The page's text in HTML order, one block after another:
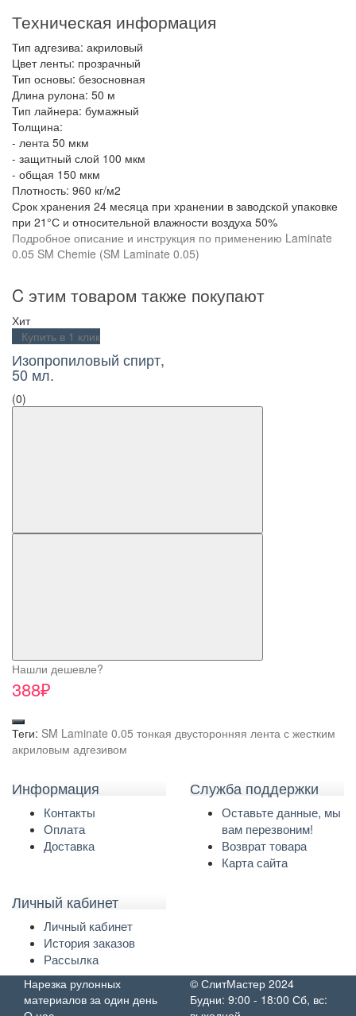
Техническая информация
Тип адгезива: акриловый
Цвет ленты: прозрачный
Тип основы: безосновная
Длина рулона: 50 м
Тип лайнера: бумажный
Толщина:
- лента 50 мкм
- защитный слой 100 мкм
- общая 150 мкм
Плотность: 960 кг/м2
Срок хранения 24 месяца при хранении в заводской упаковке
при 21°С и относительной влажности воздуха 50%
Подробное описание и инструкция по применению Laminate
0.05 SM Сhemie (SM Laminate 0.05)
C этим товаром также покупают
Хит
Купить в 1 клик
Изопропиловый спирт,
50 мл.
(0)
Нашли дешевле?
388₽
Теги: SM Laminate 0.05 тонкая двусторонняя лента с жестким
акриловым адгезивом
Информация
Контакты
Оплата
Доставка
Служба поддержки
Оставьте данные, мы
вам перезвоним!
Возврат товара
Карта сайта
Личный кабинет
Личный кабинет
История заказов
Рассылка
Нарезка рулонных
материалов за один день
© СлитМастер 2024
Будни: 9:00 - 18:00 Сб, вс: